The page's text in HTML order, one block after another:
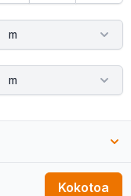
Kokotoa